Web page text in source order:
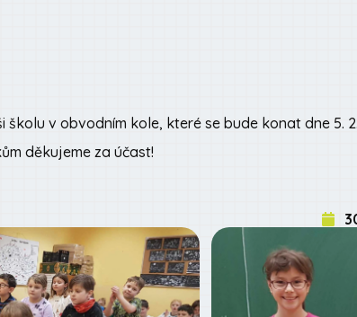
v obvodním kole, které se bude konat dne 5.
děkujeme za účast!